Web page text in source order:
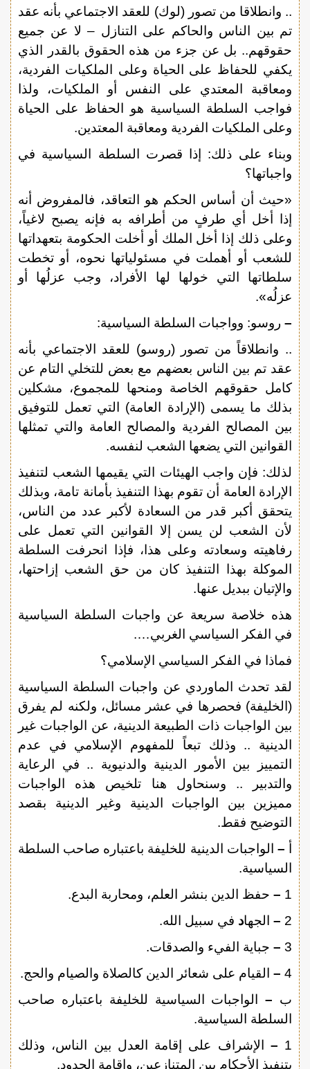
.. وانطلاقا من تصور (لوك) للعقد الاجتماعي بأنه عقد
تم بين الناس والحاكم على التنازل – لا عن جميع
حقوقهم.. بل عن جزء من هذه الحقوق بالقدر الذي
يكفي للحفاظ على الحياة وعلى الملكيات الفردية،
ومعاقبة المعتدي على النفس أو الملكيات، ولذا
فواجب السلطة السياسية هو الحفاظ على الحياة
وعلى الملكيات الفردية ومعاقبة المعتدين.
وبناء على ذلك: إذا قصرت السلطة السياسية في
واجباتها؟
«حيث أن أساس الحكم هو التعاقد، فالمفروض أنه
إذا أخل أي طرفٍ من أطرافه به فإنه يصبح لاغياً،
وعلى ذلك إذا أخل الملك أو أخلت الحكومة بتعهداتها
للشعب أو أهملت في مسئولياتها نحوه، أو تخطت
سلطاتها التي خولها لها الأفراد، وجب عزلُها أو
عزلُه».
– روسو: وواجبات السلطة السياسية:
.. وانطلاقاً من تصور (روسو) للعقد الاجتماعي بأنه
عقد تم بين الناس بعضهم مع بعض للتخلي التام عن
كامل حقوقهم الخاصة ومنحها للمجموع، مشكلين
بذلك ما يسمى (الإرادة العامة) التي تعمل للتوفيق
بين المصالح الفردية والمصالح العامة والتي تمثلها
القوانين التي يضعها الشعب لنفسه.
لذلك: فإن واجب الهيئات التي يقيمها الشعب لتنفيذ
الإرادة العامة أن تقوم بهذا التنفيذ بأمانة تامة، وبذلك
يتحقق أكبر قدر من السعادة لأكبر عدد من الناس،
لأن الشعب لن يسن إلا القوانين التي تعمل على
رفاهيته وسعادته وعلى هذا، فإذا انحرفت السلطة
الموكلة بهذا التنفيذ كان من حق الشعب إزاحتها،
والإتيان ببديل عنها.
هذه خلاصة سريعة عن واجبات السلطة السياسية
في الفكر السياسي الغربي….
فماذا في الفكر السياسي الإسلامي؟
لقد تحدث الماوردي عن واجبات السلطة السياسية
(الخليفة) فحصرها في عشر مسائل، ولكنه لم يفرق
بين الواجبات ذات الطبيعة الدينية، عن الواجبات غير
الدينية .. وذلك تبعاً للمفهوم الإسلامي في عدم
التمييز بين الأمور الدينية والدنيوية .. في الرعاية
والتدبير .. وسنحاول هنا تلخيص هذه الواجبات
مميزين بين الواجبات الدينية وغير الدينية بقصد
التوضيح فقط.
– الواجبات الدينية للخليفة باعتباره صاحب السلطة
السياسية.
1
– حفظ الدين بنشر العلم، ومحاربة البدع.
2
– الجهاد في سبيل الله.
3
– جباية الفيء والصدقات.
4
– القيام على شعائر الدين كالصلاة والصيام والحج.
ب –الواجبات السياسية للخليفة باعتباره صاحب
السلطة السياسية.
1
– الإشراف على إقامة العدل بين الناس، وذلك
بتنفيذ الأحكام بين المتنازعين، وإقامة الحدود.